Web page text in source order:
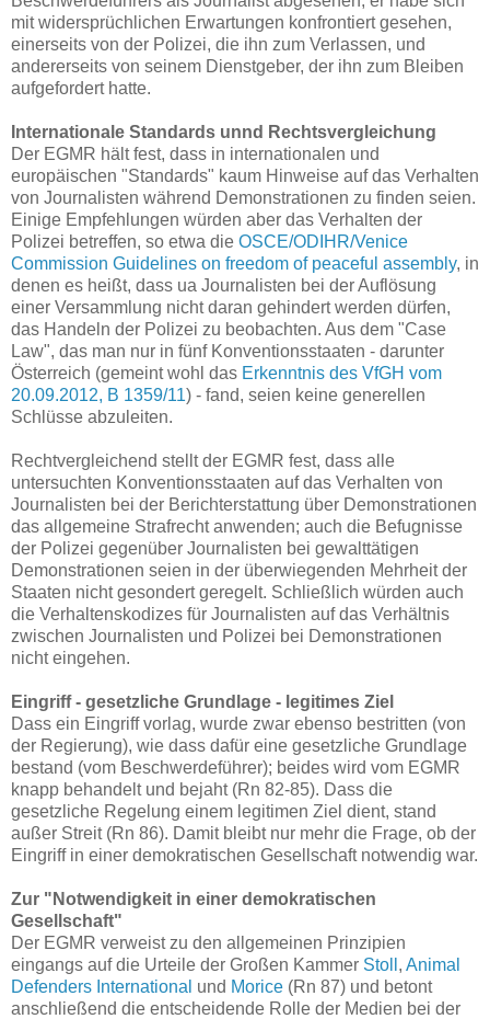
mit widersprüchlichen Erwartungen konfrontiert gesehen,
einerseits von der Polizei, die ihn zum Verlassen, und
andererseits von seinem Dienstgeber, der ihn zum Bleiben
aufgefordert hatte.
Internationale Standards unnd Rechtsvergleichung
Der EGMR hält fest, dass in internationalen und
europäischen "Standards" kaum Hinweise auf das Verhalten
von Journalisten während Demonstrationen zu finden seien.
Einige Empfehlungen würden aber das Verhalten der
Polizei betreffen, so etwa die OSCE/ODIHR/Venice
Commission Guidelines on freedom of peaceful assembly, in
denen es heißt, dass ua Journalisten bei der Auflösung
einer Versammlung nicht daran gehindert werden dürfen,
das Handeln der Polizei zu beobachten. Aus dem "Case
Law", das man nur in fünf Konventionsstaaten - darunter
Österreich (gemeint wohl das Erkenntnis des VfGH vom
20.09.2012, B 1359/11) - fand, seien keine generellen
Schlüsse abzuleiten.
Rechtvergleichend stellt der EGMR fest, dass alle
untersuchten Konventionsstaaten auf das Verhalten von
Journalisten bei der Berichterstattung über Demonstrationen
das allgemeine Strafrecht anwenden; auch die Befugnisse
der Polizei gegenüber Journalisten bei gewalttätigen
Demonstrationen seien in der überwiegenden Mehrheit der
Staaten nicht gesondert geregelt. Schließlich würden auch
die Verhaltenskodizes für Journalisten auf das Verhältnis
zwischen Journalisten und Polizei bei Demonstrationen
nicht eingehen.
Eingriff - gesetzliche Grundlage - legitimes Ziel
Dass ein Eingriff vorlag, wurde zwar ebenso bestritten (von
der Regierung), wie dass dafür eine gesetzliche Grundlage
bestand (vom Beschwerdeführer); beides wird vom EGMR
knapp behandelt und bejaht (Rn 82-85). Dass die
gesetzliche Regelung einem legitimen Ziel dient, stand
außer Streit (Rn 86). Damit bleibt nur mehr die Frage, ob der
Eingriff in einer demokratischen Gesellschaft notwendig war.
Zur "Notwendigkeit in einer demokratischen
Gesellschaft"
Der EGMR verweist zu den allgemeinen Prinzipien
eingangs auf die Urteile der Großen Kammer Stoll , Animal
Defenders International und Morice (Rn 87) und betont
anschließend die entscheidende Rolle der Medien bei der